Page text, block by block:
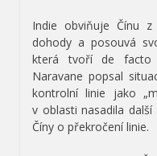
Indie obviňuje Čínu
dohody a posouvá
která tvoří de facto
Naravane popsal
kontrolní linie jako
v oblasti nasadila
Číny o překročení linie.